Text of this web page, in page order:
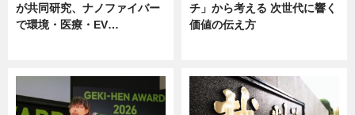
が共同研究、ナノファイバー
で環境・医療・EV…
チ」から考える 次世代に響く
価値の伝え方